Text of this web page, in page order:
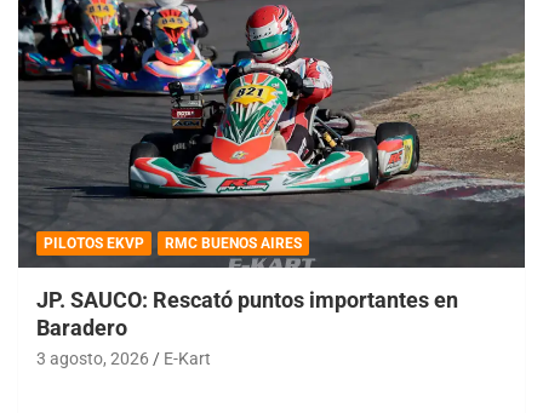
PILOTOS EKVP RMC BUENOS AIRES
JP. SAUCO: Rescató puntos importantes en
Baradero
3 agosto, 2026 E-Kart